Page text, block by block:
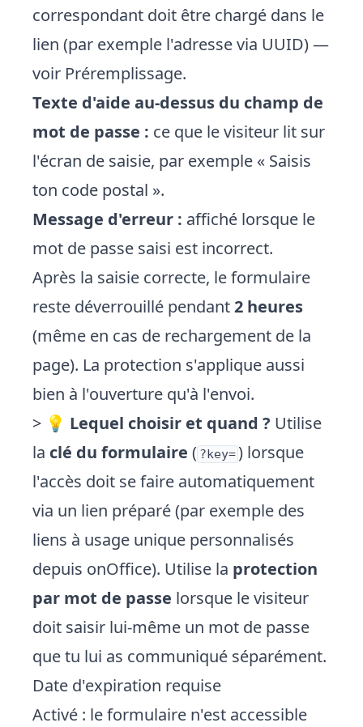
correspondant doit être chargé dans le
lien (par exemple l'adresse via UUID) —
voir Préremplissage.
Texte d'aide au-dessus du champ de
mot de passe : ce que le visiteur lit sur
l'écran de saisie, par exemple « Saisis
ton code postal ».
Message d'erreur : affiché lorsque le
mot de passe saisi est incorrect.
Après la saisie correcte, le formulaire
reste déverrouillé pendant2 heures
(même en cas de rechargement de la
page). La protection s'applique aussi
bien à l'ouverture qu'à l'envoi.
> 💡 Lequel choisir et quand ? Utilise
la clé du formulaire ( ?key=) lorsque
l'accès doit se faire automatiquement
via un lien préparé (par exemple des
liens à usage unique personnalisés
depuis onOffice). Utilise la protection
par mot de passe lorsque le visiteur
doit saisir lui-même un mot de passe
que tu lui as communiqué séparément.
Date d'expiration requise
Activé : le formulaire n'est accessible